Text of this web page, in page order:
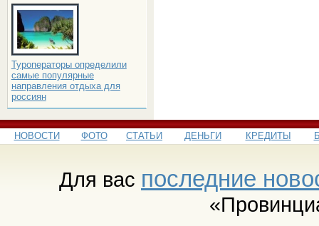
Туроператоры определили
самые популярные
направления отдыха для
россиян
НОВОСТИ ФОТО СТАТЬИ ДЕНЬГИ КРЕДИТЫ
Для вас последние